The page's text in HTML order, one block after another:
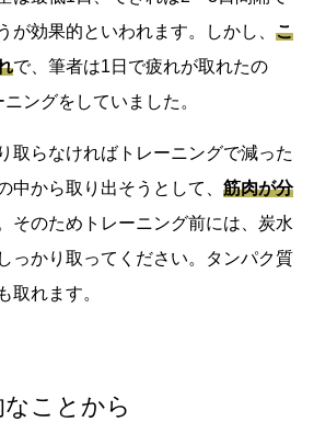
が効果的といわれます。しかし、こ
で、筆者は1日で疲れが取れたの
ングをしていました。
取らなければトレーニングで減った
中から取り出そうとして、筋肉が分
そのためトレーニング前には、炭水
っかり取ってください。タンパク質
取れます。
ことから